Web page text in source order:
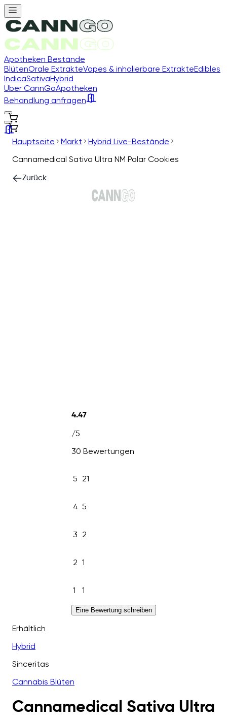
Apotheken Bestände
BlütenOrale ExtrakteVapes & inhalierbare ExtrakteEdibles
IndicaSativaHybrid
Über CannGoApotheken
Behandlung anfragen
Hauptseite Markt
Hybrid Live-Bestände
Cannamedical Sativa Ultra NM Polar Cookies
Zurück
4.47
/5
30 Bewertungen
5 21
4 5
3 2
2 1
1 1
Eine Bewertung schreiben
Erhältlich
Hybrid
Sinceritas
Cannabis Blüten
Cannamedical Sativa Ultra